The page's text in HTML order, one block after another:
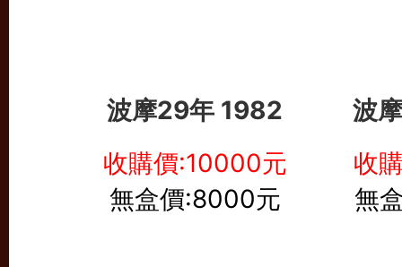
波摩29年 1982
波
收購價:10000元
無盒價:8000元
收
無